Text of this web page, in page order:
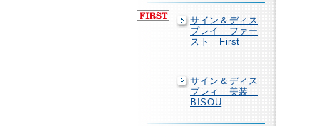
サイン＆ディス
プレイ ファー
スト First
サイン＆ディス
プレィ 美装
BISOU